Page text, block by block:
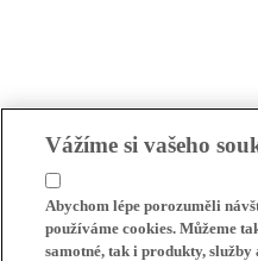
Vážíme si vašeho
Abychom lépe porozuměli
používáme cookies. Můžeme
samotné, tak i produkty,